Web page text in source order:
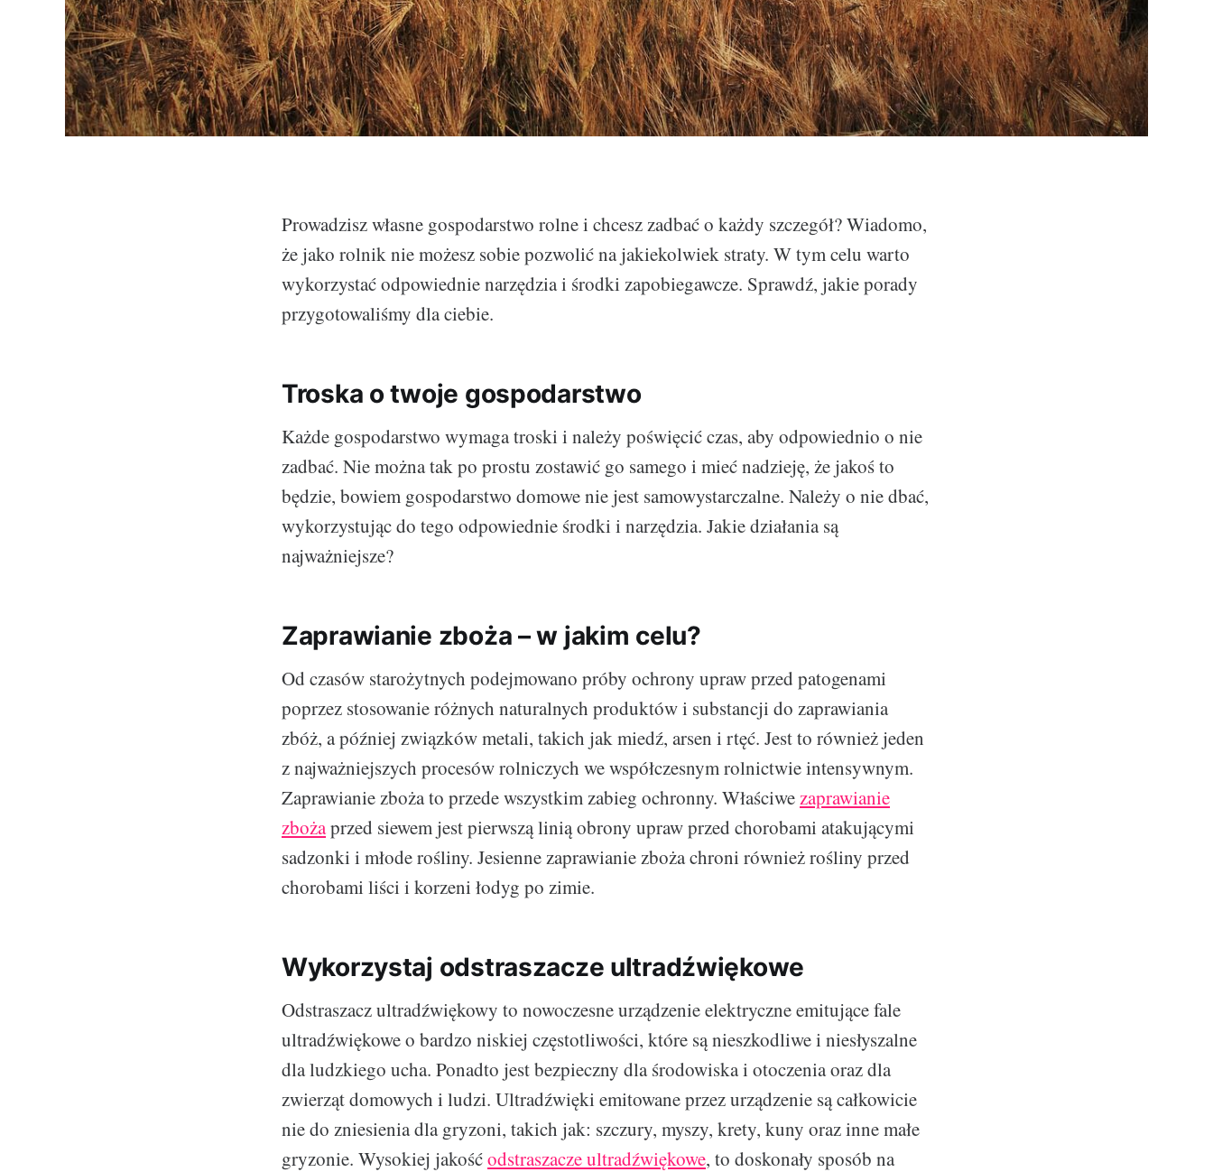
Prowadzisz własne gospodarstwo rolne i chcesz zadbać o każdy szczegół? Wiadomo,
że jako rolnik nie możesz sobie pozwolić na jakiekolwiek straty. W tym celu warto
wykorzystać odpowiednie narzędzia i środki zapobiegawcze. Sprawdź, jakie porady
przygotowaliśmy dla ciebie.
Troska o twoje gospodarstwo
Każde gospodarstwo wymaga troski i należy poświęcić czas, aby odpowiednio o nie
zadbać. Nie można tak po prostu zostawić go samego i mieć nadzieję, że jakoś to
będzie, bowiem gospodarstwo domowe nie jest samowystarczalne. Należy o nie dbać,
wykorzystując do tego odpowiednie środki i narzędzia. Jakie działania są
najważniejsze?
Zaprawianie zboża – w jakim celu?
Od czasów starożytnych podejmowano próby ochrony upraw przed patogenami
poprzez stosowanie różnych naturalnych produktów i substancji do zaprawiania
zbóż, a później związków metali, takich jak miedź, arsen i rtęć. Jest to również jeden
z najważniejszych procesów rolniczych we współczesnym rolnictwie intensywnym.
Zaprawianie zboża to przede wszystkim zabieg ochronny. Właściwezaprawianie
zbożaprzed siewem jest pierwszą linią obrony upraw przed chorobami atakującymi
sadzonki i młode rośliny. Jesienne zaprawianie zboża chroni również rośliny przed
chorobami liści i korzeni łodyg po zimie.
Wykorzystaj odstraszacze ultradźwiękowe
Odstraszacz ultradźwiękowy to nowoczesne urządzenie elektryczne emitujące fale
ultradźwiękowe o bardzo niskiej częstotliwości, które są nieszkodliwe i niesłyszalne
dla ludzkiego ucha. Ponadto jest bezpieczny dla środowiska i otoczenia oraz dla
zwierząt domowych i ludzi. Ultradźwięki emitowane przez urządzenie są całkowicie
nie do zniesienia dla gryzoni, takich jak: szczury, myszy, krety, kuny oraz inne małe
gryzonie. Wysokiej jakośćodstraszacze ultradźwiękowe, to doskonały sposób na